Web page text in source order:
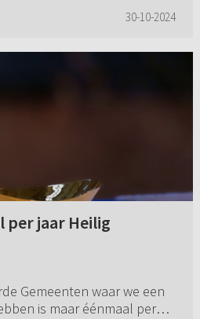
in mijn leven gespro...30-10-2024
per jaar Heilig
Gemeenten waar we een
is maar éénmaal per